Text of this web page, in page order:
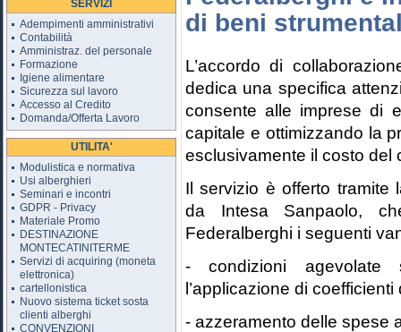
SERVIZI
Adempimenti amministrativi
Contabilità
Amministraz. del personale
Formazione
Igiene alimentare
Sicurezza sul lavoro
Accesso al Credito
Domanda/Offerta Lavoro
UTILITA'
Modulistica e normativa
Usi alberghieri
Seminari e incontri
GDPR - Privacy
Materiale Promo
DESTINAZIONE
MONTECATINITERME
Servizi di acquiring (moneta
elettronica)
cartellonistica
Nuovo sistema ticket sosta
clienti alberghi
CONVENZIONI
di beni
L’accordo di
dedica una specifica
consente alle imprese di
capitale e ottimizzando la
esclusivamente il costo del
Il servizio è offerto tramite
da Intesa Sanpaolo,
Federalberghi i seguenti
- condizioni agevolate
l’applicazione di
- azzeramento delle spese